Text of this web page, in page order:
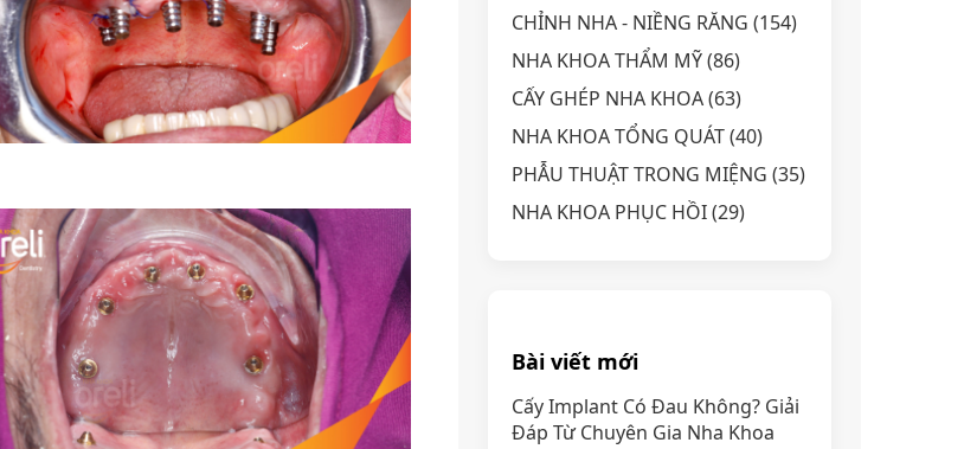
CHỈNH NHA - NIỀNG RĂNG (154)
NHA KHOA THẨM MỸ(86)
CẤY GHÉP NHA KHOA(63)
NHA KHOA TỔNG QUÁT(40)
PHẪU THUẬT TRONG MIỆNG (35)
NHA KHOA PHỤC HỒI(29)
Bài viết mới
Cấy Implant Có Đau Không? Giải
Đáp Từ Chuyên Gia Nha Khoa